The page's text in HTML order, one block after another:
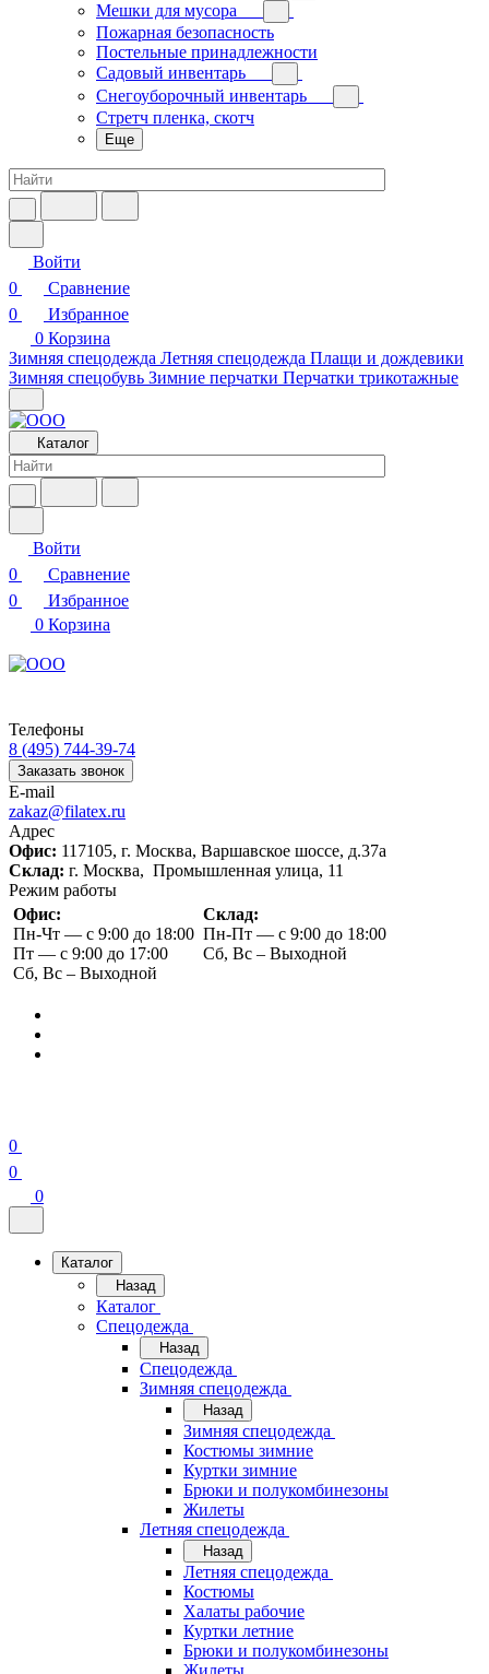
Мешки для мусора
Пожарная безопасность
Постельные принадлежности
Садовый инвентарь
Снегоуборочный инвентарь
Стретч пленка, скотч
Еще
Войти
0
Сравнение
0
Избранное
0 Корзина
Зимняя спецодежда Летняя спецодежда Плащи и дождевики
Зимняя спецобувь Зимние перчатки Перчатки трикотажные
Каталог
Войти
0
Сравнение
0
Избранное
0 Корзина
Телефоны
8 (495) 744-39-74
Заказать звонок
E-mail
zakaz@filatex.ru
Адрес
Офис: 117105, г. Москва, Варшавское шоссе, д.37а
Склад: г. Москва, Промышленная улица, 11
Режим работы
Офис:
Пн-Чт — с 9:00 до 18:00
Пт — с 9:00 до 17:00
Сб, Вс – Выходной
Склад:
Пн-Пт — с 9:00 до 18:00
Сб, Вс – Выходной
0
0
0
Каталог
Назад
Каталог
Спецодежда
Назад
Спецодежда
Зимняя спецодежда
Назад
Зимняя спецодежда
Костюмы зимние
Куртки зимние
Брюки и полукомбинезоны
Жилеты
Летняя спецодежда
Назад
Летняя спецодежда
Костюмы
Халаты рабочие
Куртки летние
Брюки и полукомбинезоны
Жилеты